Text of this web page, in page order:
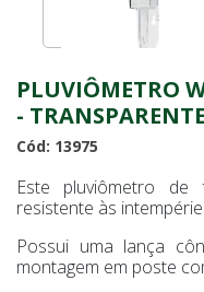
PLUVIÔMETRO
- TRANSPARENTE
Cód: 13975
Este pluviômetro
resistente às
Possui uma lança
montagem em poste